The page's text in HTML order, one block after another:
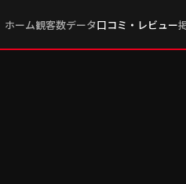
ホーム観客数データ口コミ・レビュー